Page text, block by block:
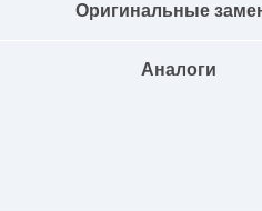
Оригинальные
Аналоги